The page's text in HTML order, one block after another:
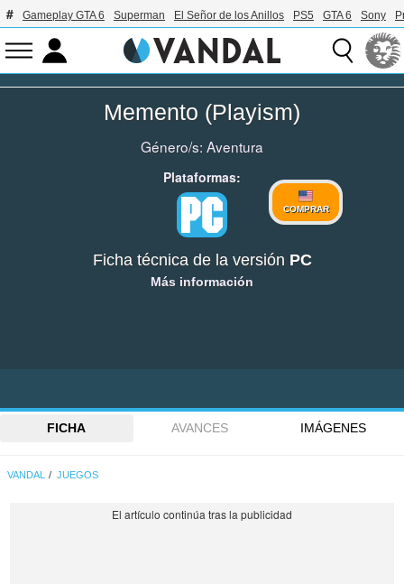
Gameplay GTA 6 Superman El Señor de los Anillos PS5 GTA 6 Sony
Memento (Playism)
Género/s: Aventura
Plataformas:
COMPRAR
Ficha técnica de la versión PC
Más información
FICHA AVANCES IMÁGENES
VANDAL JUEGOS